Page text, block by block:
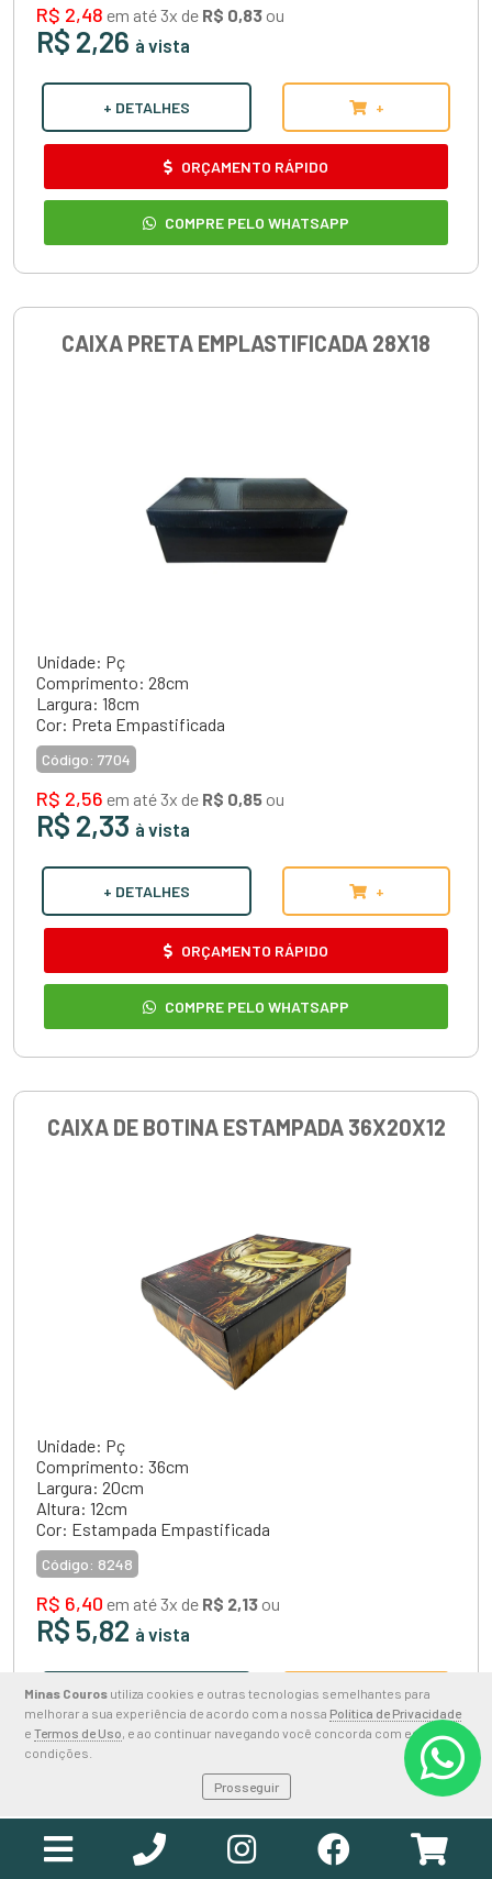
Minas Couros utiliza cookies e outras tecnologias semelhantes para
melhorar a sua experiência de acordo com a nossa Política de Privacidade
e Termos de Uso, e ao continuar navegando você concorda com estas
condições.
Prosseguir
R$ 2,48 em até 3x de R$ 0,83 ou
R$ 2,26 à vista
+ DETALHES +
ORÇAMENTO RÁPIDO
COMPRE PELO WHATSAPP
CAIXA PRETA EMPLASTIFICADA 28X18
Unidade: Pç
Comprimento: 28cm
Largura: 18cm
Cor: Preta Empastificada
Código: 7704
R$ 2,56 em até 3x de R$ 0,85 ou
R$ 2,33 à vista
+ DETALHES +
ORÇAMENTO RÁPIDO
COMPRE PELO WHATSAPP
CAIXA DE BOTINA ESTAMPADA 36X20X12
Unidade: Pç
Comprimento: 36cm
Largura: 20cm
Altura: 12cm
Cor: Estampada Empastificada
Código: 8248
R$ 6,40 em até 3x de R$ 2,13 ou
R$ 5,82 à vista
+ DETALHES +